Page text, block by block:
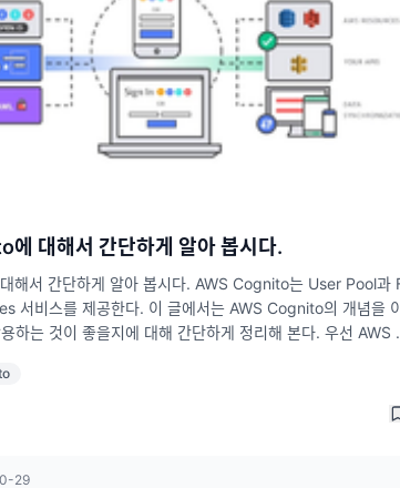
}, }), }); module.exports = upload;
대해서 간단하게 알아 봅시다.
해서 간단하게 알아 봅시다. AWS Cognito는 User Pool과
서비스를 제공한다. 이 글에서는 AWS Cognito의 개념을
하는 것이 좋을지에 대해 간단하게 정리해 본다. 우선 AWS
스를 제공한다. 이 글에서는 AWS Cognito의 개념을 이해하
것이 좋을지에 대해 간단하게 정리해 본다. 우선 AWS
29